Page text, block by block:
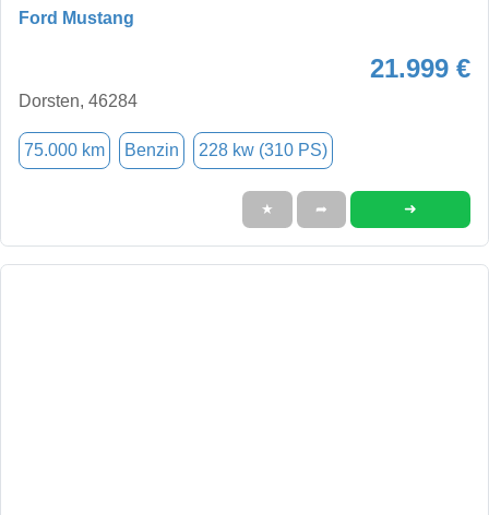
Ford Mustang
21.999 €
Dorsten, 46284
75.000 km Benzin 228 kw (310 PS)
★ ➦ ➜